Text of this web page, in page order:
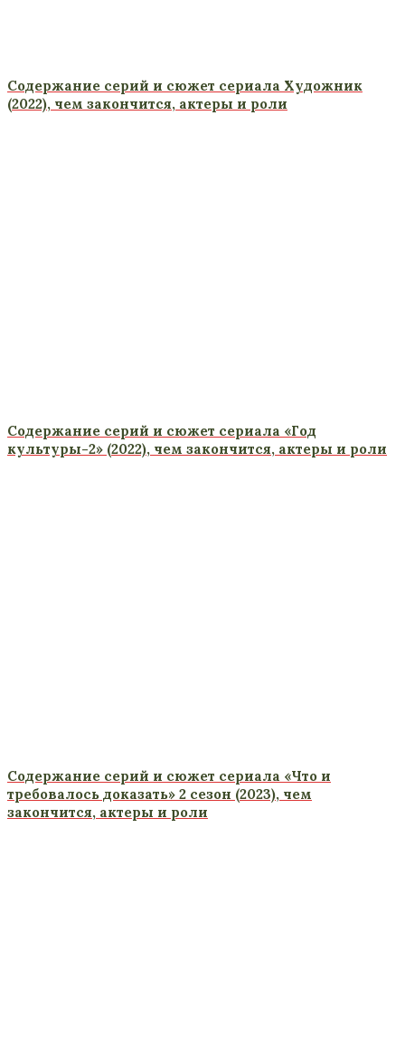
Содержание серий и сюжет сериала Художник
(2022), чем закончится, актеры и роли
Содержание серий и сюжет сериала «Год
культуры-2» (2022), чем закончится, актеры и роли
Содержание серий и сюжет сериала «Что и
требовалось доказать» 2 сезон (2023), чем
закончится, актеры и роли